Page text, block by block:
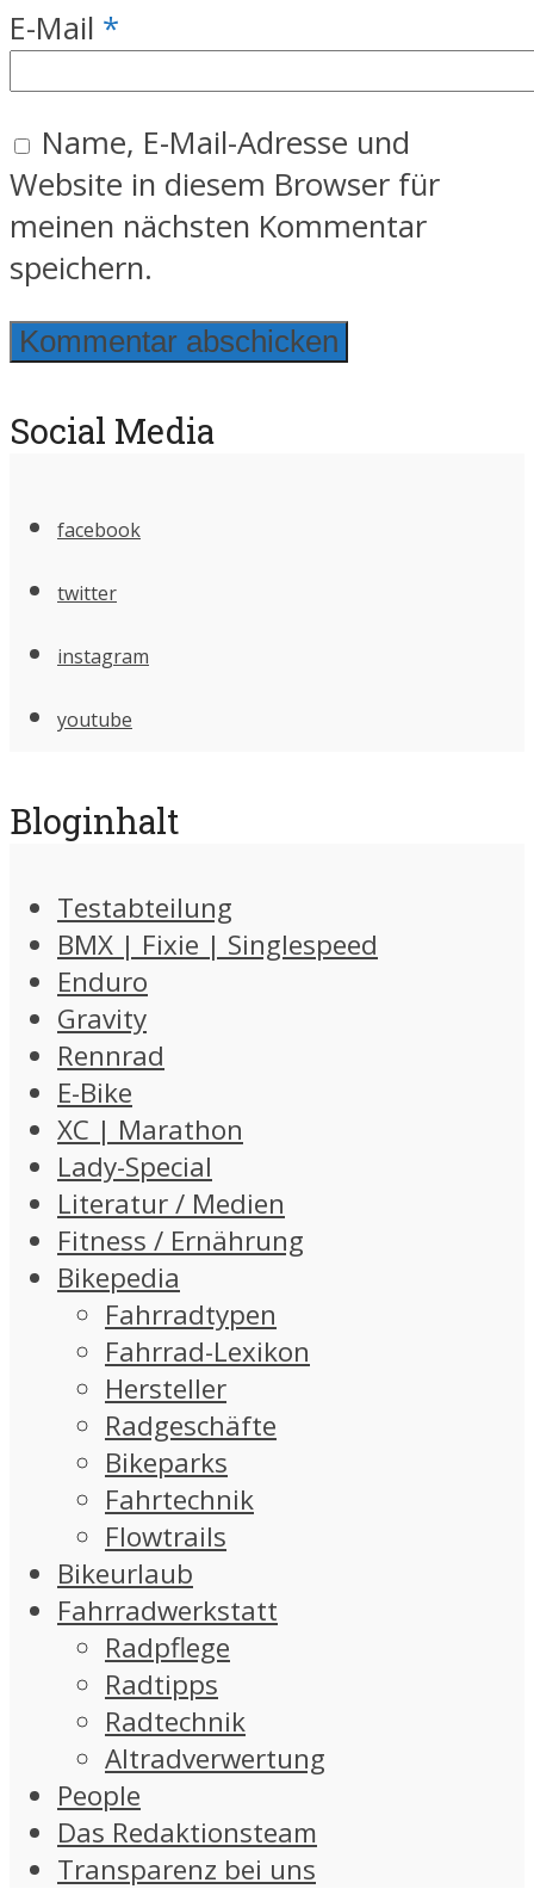
E-Mail *
Name, E-Mail-Adresse und
Website in diesem Browser für
meinen nächsten Kommentar
speichern.
Social Media
facebook
twitter
instagram
youtube
Bloginhalt
Testabteilung
BMX | Fixie | Singlespeed
Enduro
Gravity
Rennrad
E-Bike
XC | Marathon
Lady-Special
Literatur / Medien
Fitness / Ernährung
Bikepedia
Fahrradtypen
Fahrrad-Lexikon
Hersteller
Radgeschäfte
Bikeparks
Fahrtechnik
Flowtrails
Bikeurlaub
Fahrradwerkstatt
Radpflege
Radtipps
Radtechnik
Altradverwertung
People
Das Redaktionsteam
Transparenz bei uns